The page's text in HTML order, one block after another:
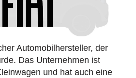
Automobilhersteller, der
Das Unternehmen ist
und hat auch eine